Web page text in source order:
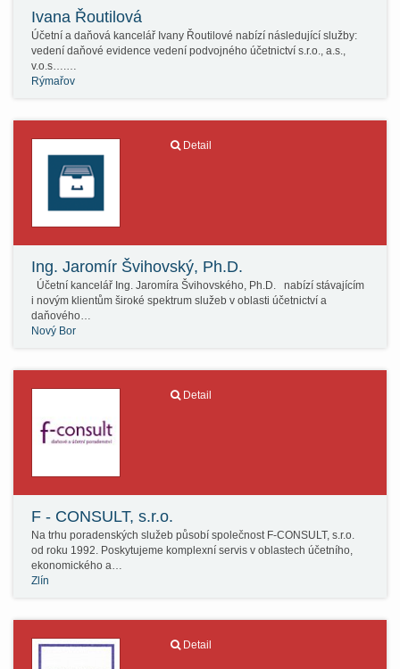
Ivana Řoutilová
Účetní a daňová kancelář Ivany Řoutilové nabízí následující služby:
vedení daňové evidence vedení podvojného účetnictví s.r.o., a.s.,
v.o.s….…
Rýmařov
Detail
Ing. Jaromír Švihovský, Ph.D.
Účetní kancelář Ing. Jaromíra Švihovského, Ph.D. nabízí stávajícím
i novým klientům široké spektrum služeb v oblasti účetnictví a
daňového…
Nový Bor
Detail
F - CONSULT, s.r.o.
Na trhu poradenských služeb působí společnost F-CONSULT, s.r.o.
od roku 1992. Poskytujeme komplexní servis v oblastech účetního,
ekonomického a…
Zlín
Detail